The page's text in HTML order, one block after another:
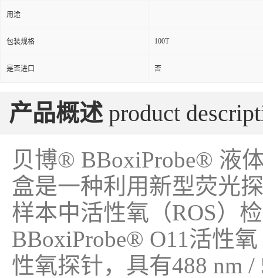
用途
包装规格 100T
是否进口 否
产品概述 product
贝博® BBoxiProbe® 液
盒是一种利用新型荧光
样本中活性氧（ROS）
BBoxiProbe® O11活性
性氧探针，具有488 nm